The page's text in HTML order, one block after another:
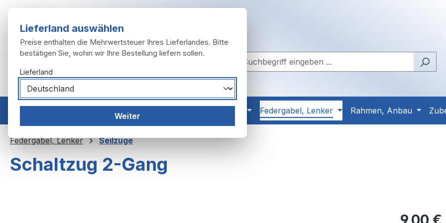
Federgabel, Lenker Rahmen, Anbau
Federgabel, Lenker Seilzüge
Schaltzug 2-Gang
Regulärer
Lieferland auswählen
Preise enthalten die Mehrwertsteuer Ihres Lieferlandes. Bitte
bestätigen Sie, wohin wir Ihre Bestellung liefern sollen.
Lieferland
Weiter